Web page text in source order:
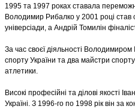
1995 та 1997 роках ставала
Володимир Рибалко у 2001 році став
універсіади, а Андрій Томилін
За час своєї діяльності
спорту України та два майстри
атлетики.
Високі професійні та ділові якості
Україні. З 1996-го по 1998 рік він за